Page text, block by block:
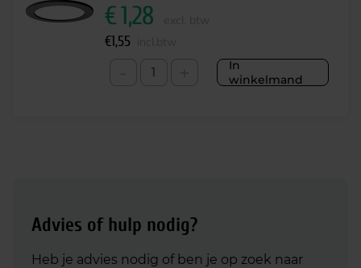
In
winkelmand
€1,28
€1,55
Advies of hulp nodig?
Heb je advies nodig of ben je op zoek naar